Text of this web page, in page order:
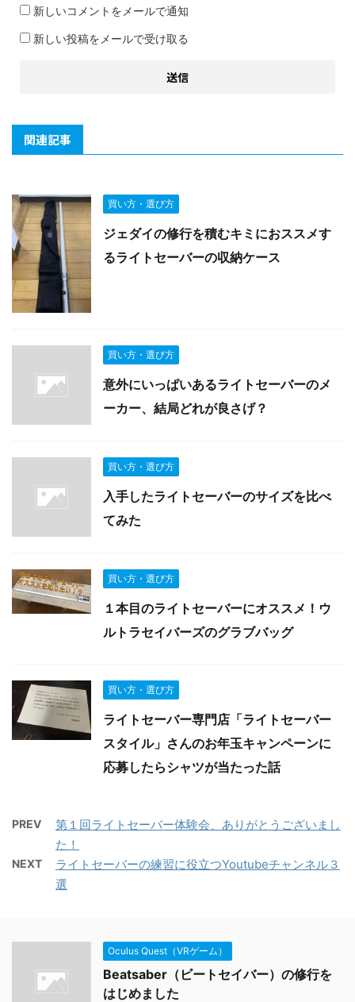
新しいコメントをメールで通知
新しい投稿をメールで受け取る
関連記事
買い方・選び方
ジェダイの修行を積むキミにおススメす
るライトセーバーの収納ケース
買い方・選び方
意外にいっぱいあるライトセーバーのメ
ーカー、結局どれが良さげ？
買い方・選び方
入手したライトセーバーのサイズを比べ
てみた
買い方・選び方
１本目のライトセーバーにオススメ！ウ
ルトラセイバーズのグラブバッグ
買い方・選び方
ライトセーバー専門店「ライトセーバー
スタイル」さんのお年玉キャンペーンに
応募したらシャツが当たった話
PREV
第１回ライトセーバー体験会、ありがとうございまし
た！
NEXT
ライトセーバーの練習に役立つYoutubeチャンネル３
選
Oculus Quest（VRゲーム）
Beatsaber（ビートセイバー）の修行を
はじめました